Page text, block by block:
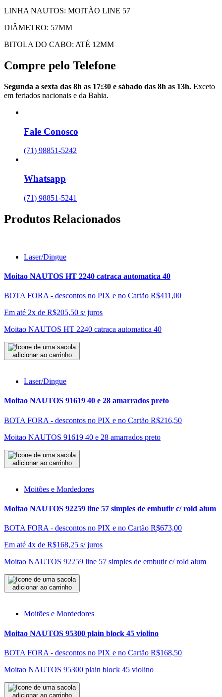
LINHA NAUTOS: MOITÃO LINE 57
DIÂMETRO: 57MM
BITOLA DO CABO: ATÉ 12MM
Compre pelo Telefone
Segunda a sexta das 8h as 17:30 e sábado das 8h as 13h. Exceto
em feriados nacionais e da Bahia.
Fale Conosco
(71) 98851-5242
Whatsapp
(71) 98851-5241
Produtos Relacionados
Laser/Dingue
Moitao NAUTOS HT 2240 catraca automatica 40
BOTA FORA - descontos no PIX e no Cartão R$411,00
Em até 2x de R$205,50 s/ juros
Moitao NAUTOS HT 2240 catraca automatica 40
adicionar ao carrinho
Laser/Dingue
Moitao NAUTOS 91619 40 e 28 amarrados preto
BOTA FORA - descontos no PIX e no Cartão R$216,50
Moitao NAUTOS 91619 40 e 28 amarrados preto
adicionar ao carrinho
Moitões e Mordedores
Moitao NAUTOS 92259 line 57 simples de embutir c/ rold alum
BOTA FORA - descontos no PIX e no Cartão R$673,00
Em até 4x de R$168,25 s/ juros
Moitao NAUTOS 92259 line 57 simples de embutir c/ rold alum
adicionar ao carrinho
Moitões e Mordedores
Moitao NAUTOS 95300 plain block 45 violino
BOTA FORA - descontos no PIX e no Cartão R$168,50
Moitao NAUTOS 95300 plain block 45 violino
adicionar ao carrinho